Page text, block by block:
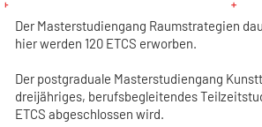
Der Masterstudiengang Raumstrategien
hier werden 120 ETCS erworben.
Der postgraduale Masterstudiengang
dreijähriges, berufsbegleitendes
ETCS abgeschlossen wird.